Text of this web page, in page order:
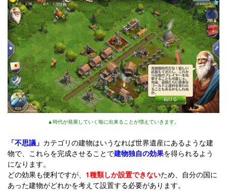
▲時代が発展していく毎に出来ることが増えていきます。
「不思議」 カテゴリの建物はいうなれば世界遺産にあるような建
物で、これらを完成させることで建物独自の効果を得られるよう
になります。
どの効果も便利ですが、 1種類しか設置できないため、自分の国に
あった建物がどれかを考えて設置する必要があります。